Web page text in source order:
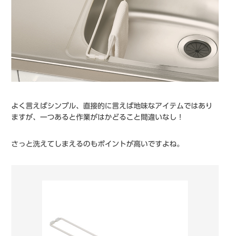
よく言えばシンプル、直接的に言えば地味なアイテムではあり
ますが、一つあると作業がはかどること間違いなし！
さっと洗えてしまえるのもポイントが高いですよね。